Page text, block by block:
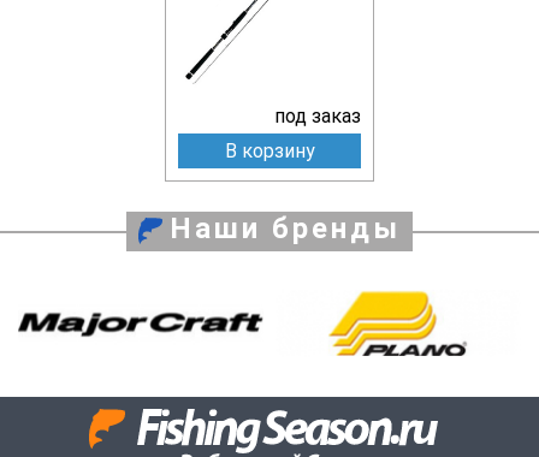
под заказ
В корзину
Наши бренды